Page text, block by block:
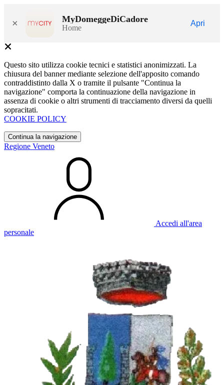
× MyDomeggeDiCadore
Home
Apri
Questo sito utilizza cookie tecnici e statistici anonimizzati. La
chiusura del banner mediante selezione dell'apposito comando
contraddistinto dalla X o tramite il pulsante "Continua la
navigazione" comporta la continuazione della navigazione in
assenza di cookie o altri strumenti di tracciamento diversi da quelli
sopracitati.
COOKIE POLICY
Continua la navigazione
Regione Veneto
Accedi all'area
personale